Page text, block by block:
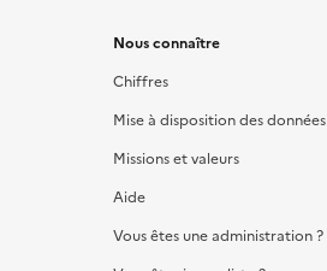
Nous connaître
Chiffres
Mise à disposition des données
Missions et valeurs
Aide
Vous êtes une administration ?